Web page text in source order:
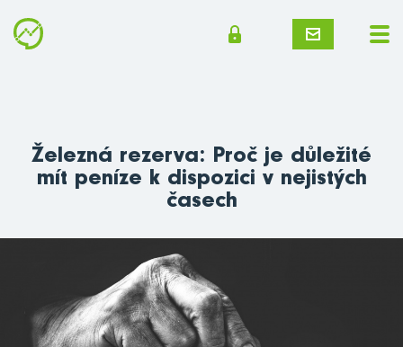
Železná rezerva: Proč je důležité
mít peníze k dispozici v nejistých
časech